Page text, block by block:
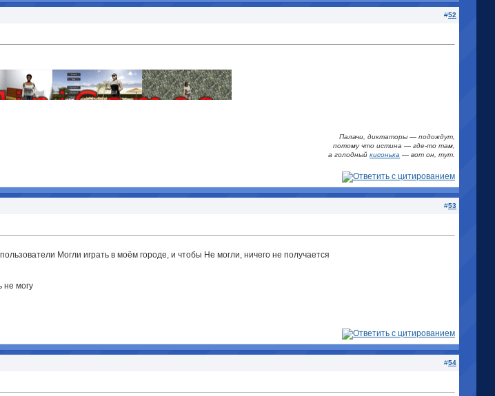
#52
Палачи, диктаторы — подождут,
потому что истина — где-то там,
а голодный кисонька — вот он, тут.
#53
Могли играть в моём городе, и чтобы Не могли, ничего не получается
не могу
#54